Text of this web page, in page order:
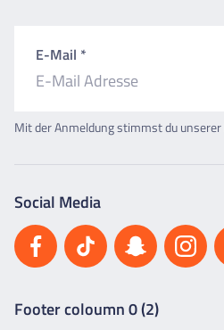
E-Mail *
Mit der Anmeldung stimmst du unserer
Social Media
Footer coloumn 0 (2)